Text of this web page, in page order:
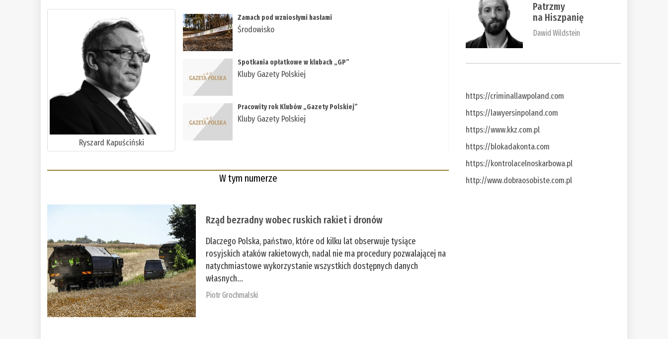
Ryszard Kapuściński
Zamach pod wzniosłymi hasłami
Środowisko
Spotkania opłatkowe w klubach „GP”
Kluby Gazety Polskiej
Pracowity rok Klubów „Gazety Polskiej”
Kluby Gazety Polskiej
W tym numerze
Rząd bezradny wobec ruskich rakiet i dronów
Dlaczego Polska, państwo, które od kilku lat obserwuje tysiące
rosyjskich ataków rakietowych, nadal nie ma procedury pozwalającej na
natychmiastowe wykorzystanie wszystkich dostępnych danych
własnych...
Piotr Grochmalski
Patrzmy
na Hiszpanię
Dawid Wildstein
https://criminallawpoland.com
https://lawyersinpoland.com
https://www.kkz.com.pl
https://blokadakonta.com
https://kontrolacelnoskarbowa.pl
http://www.dobraosobiste.com.pl